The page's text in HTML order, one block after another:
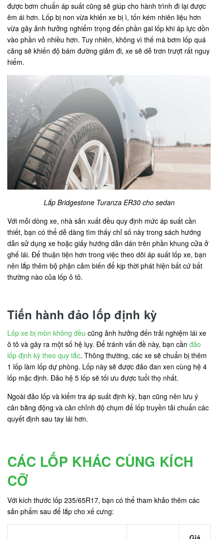
được bơm chuẩn áp suất cũng sẽ giúp cho hành trình đi lại được
êm ái hơn. Lốp bị non vừa khiến xe bị ì, tốn kém nhiên liệu hơn
vừa gây ảnh hưởng nghiểm trọng đến phần gai lốp khi áp lực dồn
vào phần vỏ nhiều hơn. Tuy nhiên, không vì thế mà bơm lốp quá
căng sẽ khiến độ bám đường giảm đi, xe sẽ dễ trơn trượt rất nguy
hiểm.
Lắp Bridgestone Turanza ER30 cho sedan
Với mỗi dòng xe, nhà sản xuất đều quy định mức áp suất cần
thiết, bạn có thể dễ dàng tìm thấy chỉ số này trong sách hướng
dẫn sử dụng xe hoặc giấy hướng dẫn dán trên phần khung cửa ở
ghế lái. Để thuận tiện hơn trong việc theo dõi áp suất lốp xe, bạn
nên lắp thêm bộ phận cảm biến để kịp thời phát hiện bất cứ bất
thường nào của lốp ô tô.
Tiến hành đảo lốp định kỳ
Lốp xe bị mòn không đều cũng ảnh hưởng đến trải nghiệm lái xe
ô tô và gây ra một số hệ lụy. Để tránh vấn đề này, bạn cần đảo
lốp định kỳ theo quy tắc. Thông thường, các xe sẽ chuẩn bị thêm
1 lốp làm lốp dự phòng. Lốp này sẽ được đảo đan xen cùng hệ 4
lốp mặc định. Đảo hệ 5 lốp sẽ tối ưu được tuổi thọ nhất.
Ngoài đảo lốp và kiểm tra áp suất định kỳ, bạn cũng nên lưu ý
cân bằng động và căn chỉnh độ chụm để lốp truyền tải chuẩn các
quyết định sau tay lái hơn.
CÁC LỐP KHÁC CÙNG KÍCH
CỠ
Với kích thước lốp 235/65R17, bạn có thể tham khảo thêm các
sản phẩm sau để lắp cho xế cưng: